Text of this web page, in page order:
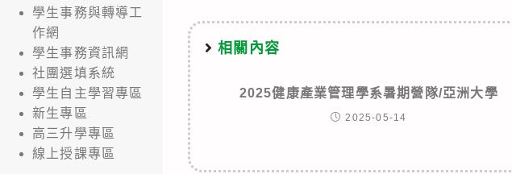
相關內容
2025健康產業管理學系暑期營隊/亞洲大學
2025-05-14
學生事務與轉導工
作網
學生事務資訊網
社團選填系統
學生自主學習專區
新生專區
高三升學專區
線上授課專區